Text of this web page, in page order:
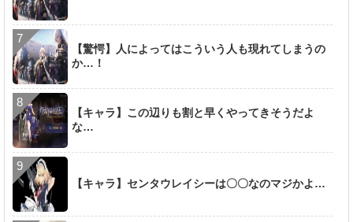
【驚愕】人によってはこういう人も現れてしまうの
か…！
【キャラ】この辺りも割と早くやってきそうだよ
な…
【キャラ】センタウレイシーは〇〇なのマジかよ…